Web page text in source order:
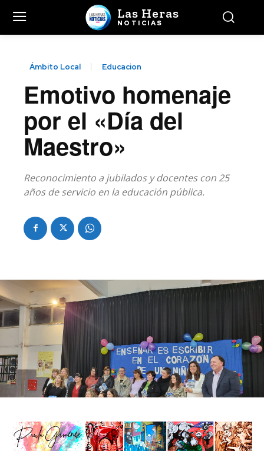
Las Heras
NOTICIAS
Ámbito Local Educacion
Emotivo homenaje
por el «Día del
Maestro»
Reconocimiento a jubilados y docentes con 25
años de servicio en la educación pública.